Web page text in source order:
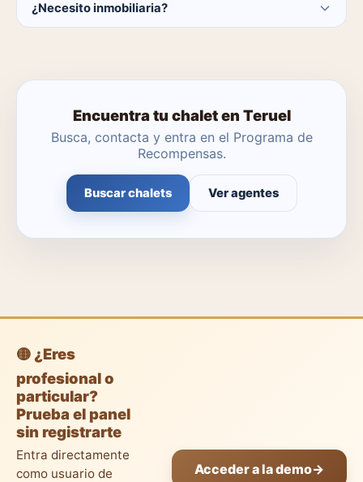
catálogo se actualiza a diario.
¿Necesito inmobiliaria?
Encuentra tu chalet en Teruel
Busca, contacta y entra en el Programa de
Recompensas.
Buscar chalets Ver agentes
🟡 ¿Eres
profesional o
particular?
Prueba el panel
sin registrarte
Entra directamente
como usuario de
Acceder a la demo→